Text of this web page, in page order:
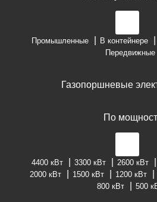
Промышленные В контейнере
Передвижные
Газопоршневые
По
4400 кВт 3300 кВт 2600 кВт
2000 кВт
1500 кВт 1200 кВт
800 кВт
500